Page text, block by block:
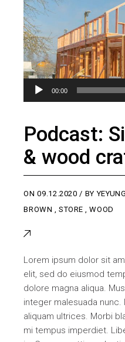
Audio
00:00
Podcast:
& wood
ON09.12.2020 BY
BROWN , STORE ,WOOD
Lorem ipsum dolor sit
elit, sed do eiusmod
dolore magna aliqua.
integer malesuada nunc.
aliquam ultrices. Morbi
mi tempus imperdiet.